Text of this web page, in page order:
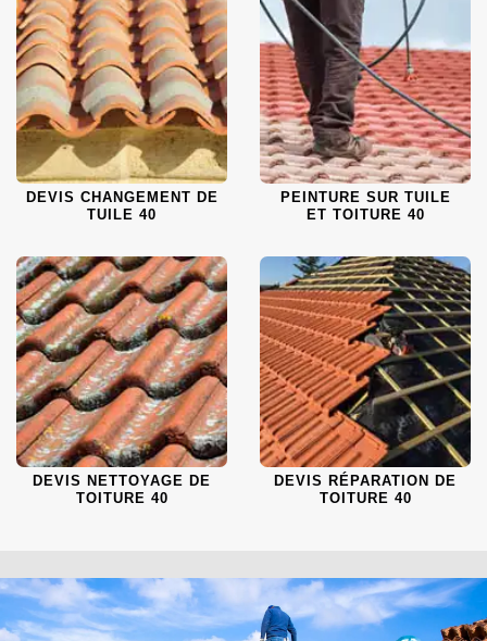
DEVIS CHANGEMENT DE
TUILE 40
PEINTURE SUR TUILE
ET TOITURE 40
DEVIS NETTOYAGE DE
TOITURE 40
DEVIS RÉPARATION DE
TOITURE 40